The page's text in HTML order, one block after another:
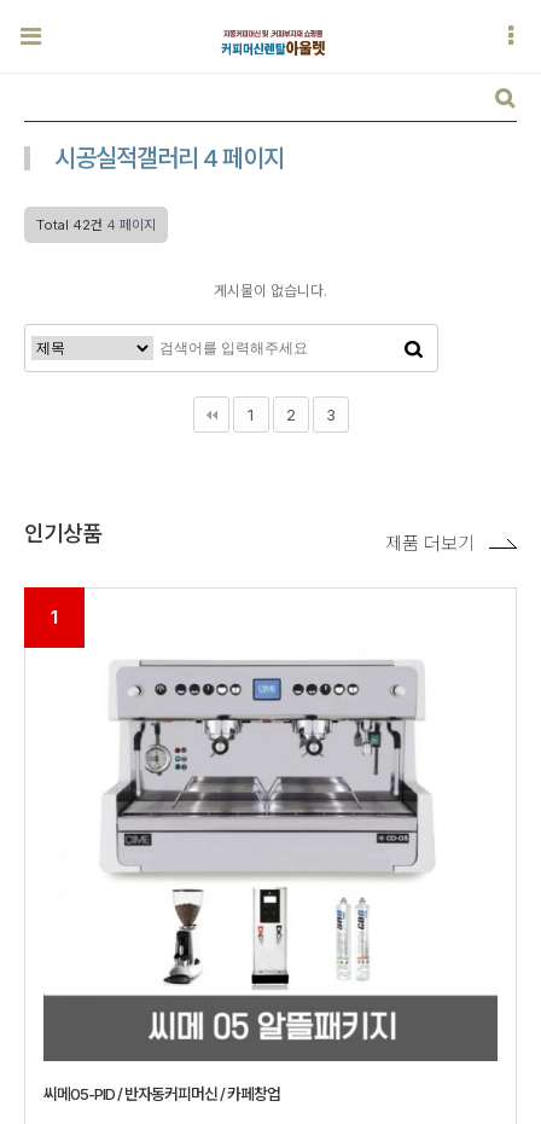
시공실적갤러리 4 페이지
Total 42건 4 페이지
게시물이 없습니다.
1 2 3
인기상품
1
씨메05-PID / 반자동커피머신 / 카페창업
제품 더보기